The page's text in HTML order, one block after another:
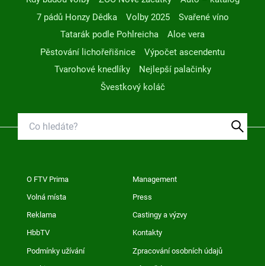
7 pádů Honzy Dědka
Volby 2025
Svařené víno
Tatarák podle Pohlreicha
Aloe vera
Pěstování lichořeřišnice
Výpočet ascendentu
Tvarohové knedlíky
Nejlepší palačinky
Švestkový koláč
O FTV Prima Management
Volná místa Press
Reklama Castingy a výzvy
HbbTV Kontakty
Podmínky užívání Zpracování osobních údajů